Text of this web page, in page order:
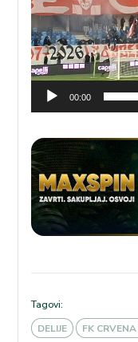
00:00
Tagovi:
DELIJE
FK